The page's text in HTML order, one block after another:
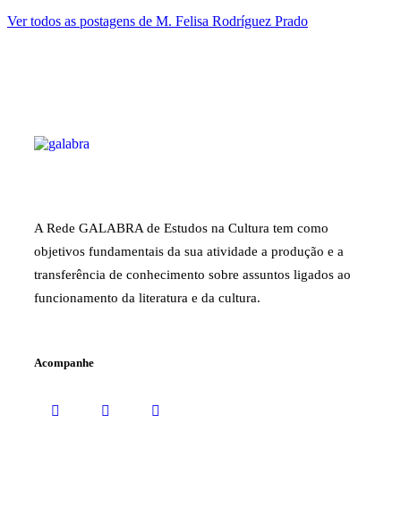
Ver todos as postagens de M. Felisa Rodríguez Prado
A Rede GALABRA de Estudos na Cultura tem como
objetivos fundamentais da sua atividade a produção e a
transferência de conhecimento sobre assuntos ligados ao
funcionamento da literatura e da cultura.
Acompanhe